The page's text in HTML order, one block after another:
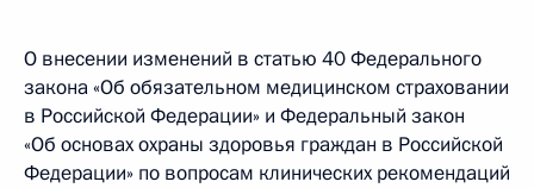
О внесении изменений в статью 40 Федерального
закона «Об обязательном медицинском страховании
в Российской Федерации» и Федеральный закон
«Об основах охраны здоровья граждан в Российской
Федерации» по вопросам клинических рекомендаций